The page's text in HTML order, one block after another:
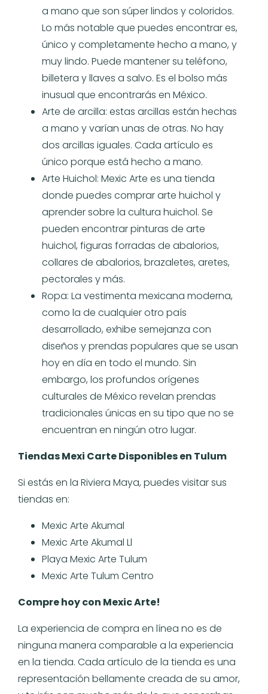
a mano que son súper lindos y coloridos.
Lo más notable que puedes encontrar es,
único y completamente hecho a mano, y
muy lindo. Puede mantener su teléfono,
billetera y llaves a salvo. Es el bolso más
inusual que encontrarás en México.
Arte de arcilla: estas arcillas están hechas
a mano y varían unas de otras. No hay
dos arcillas iguales. Cada artículo es
único porque está hecho a mano.
Arte Huichol: Mexic Arte es una tienda
donde puedes comprar arte huichol y
aprender sobre la cultura huichol. Se
pueden encontrar pinturas de arte
huichol, figuras forradas de abalorios,
collares de abalorios, brazaletes, aretes,
pectorales y más.
Ropa: La vestimenta mexicana moderna,
como la de cualquier otro país
desarrollado, exhibe semejanza con
diseños y prendas populares que se usan
hoy en día en todo el mundo. Sin
embargo, los profundos orígenes
culturales de México revelan prendas
tradicionales únicas en su tipo que no se
encuentran en ningún otro lugar.
Tiendas Mexi Carte Disponibles en Tulum
Si estás en la Riviera Maya, puedes visitar sus
tiendas en:
Mexic Arte Akumal
Mexic Arte Akumal Ll
Playa Mexic Arte Tulum
Mexic Arte Tulum Centro
Compre hoy con Mexic Arte!
La experiencia de compra en línea no es de
ninguna manera comparable a la experiencia
en la tienda. Cada artículo de la tienda es una
representación bellamente creada de su amor,